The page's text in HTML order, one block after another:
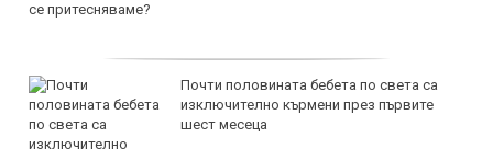
Почти половината бебета по света са
изключително кърмени през първите
шест месеца